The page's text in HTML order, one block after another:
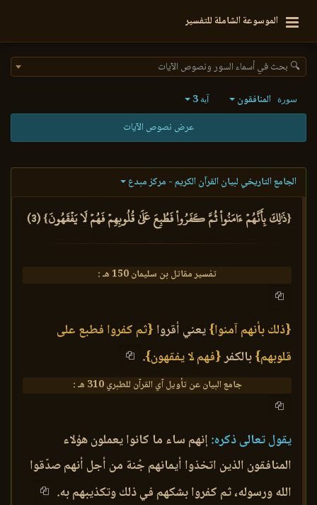
الموسوعة الشاملة للتفسير
🔍 بحث في أسماء السور ونصوص الآيات
سورة المنافقون آية 3
عرض نصوص الآيات
الجامع التاريخي لبيان القرآن الكريم - مركز مبدع
{ذَٰلِكَ بِأَنَّهُمۡ ءَامَنُواْ ثُمَّ كَفَرُواْ فَطُبِعَ عَلَىٰ قُلُوبِهِمۡ فَهُمۡ لَا يَفۡقَهُونَ} (3)
تفسير مقاتل بن سليمان 150 هـ :
{ذلك بأنهم آمنوا}يعني أقروا {ثم كفروا فطبع على
قلوبهم}بالكفر{فهم لا يفقهون}.
جامع البيان عن تأويل آي القرآن للطبري 310 هـ :
يقول تعالى ذكره:إنهم ساء ما كانوا يعملون هؤلاء
المنافقون الذين اتخذوا أيمانهم جُنة من أجل أنهم صدّقوا
الله ورسوله، ثم كفروا بشكهم في ذلك وتكذيبهم به.